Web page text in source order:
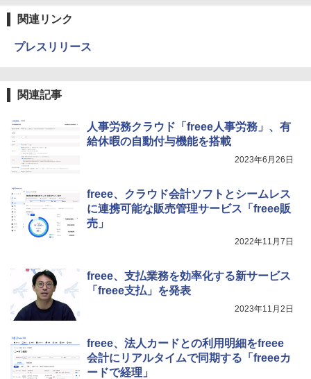
関連リンク
プレスリリース
関連記事
人事労務クラウド「freee人事労務」、有
給休暇の自動付与機能を搭載
2023年6月26日
freee、クラウド会計ソフトとシームレス
に連携可能な販売管理サービス「freee販
売」
2022年11月7日
freee、支払業務を効率化する新サービス
「freee支払」を発表
2023年11月2日
freee、法人カードとの利用明細をfreee
会計にリアルタイムで同期する「freeeカ
ードで経理」